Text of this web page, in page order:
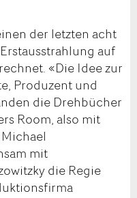
der letzten acht
auf
«Die Idee zur
Produzent und
die Drehbücher
Room, also mit
mit
die Regie